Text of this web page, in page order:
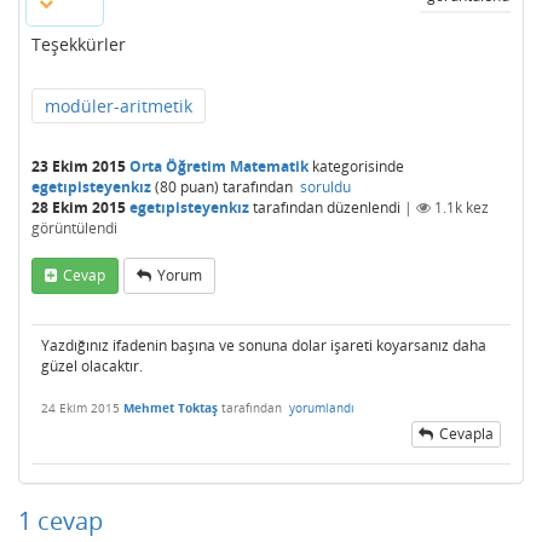
Teşekkürler
modüler-aritmetik
23 Ekim 2015Orta Öğretim Matematikkategorisinde
egetıpisteyenkız(80 puan) tarafından soruldu
28 Ekim 2015egetıpisteyenkıztarafındandüzenlendi | 1.1k kez
görüntülendi
Cevap Yorum
Yazdığınız ifadenin başına ve sonuna dolar işareti koyarsanız daha
güzel olacaktır.
24 Ekim 2015 Mehmet Toktaş tarafından yorumlandı
Cevapla
1 cevap